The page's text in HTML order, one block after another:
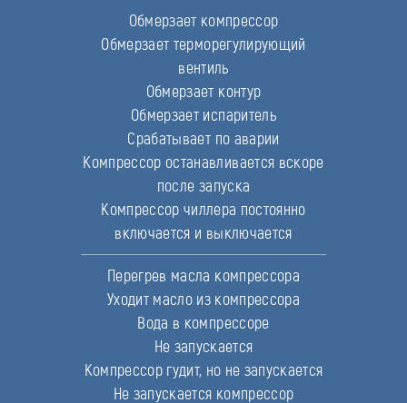
Обмерзает компрессор
Обмерзает терморегулирующий
вентиль
Обмерзает контур
Обмерзает испаритель
Срабатывает по аварии
Компрессор останавливается вскоре
после запуска
Компрессор чиллера постоянно
включается и выключается
Перегрев масла компрессора
Уходит масло из компрессора
Вода в компрессоре
Не запускается
Компрессор гудит, но не запускается
Не запускается компрессор